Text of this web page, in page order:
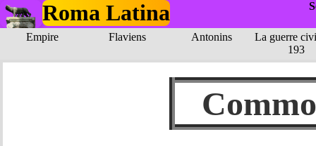
Roma Latina
Empire Flaviens Antonins
La guerre
193